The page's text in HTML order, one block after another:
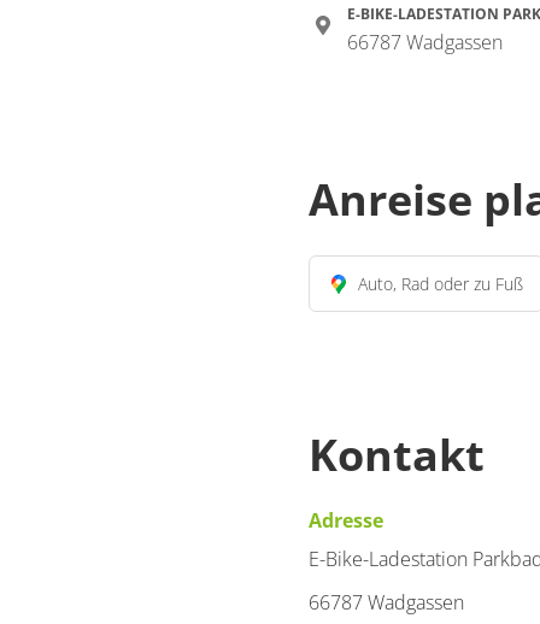
E-BIKE-LADESTATION
66787 Wadgassen
Anreise
Auto, Rad oder zu Fuß
Kontakt
Adresse
E-Bike-Ladestation
66787 Wadgassen